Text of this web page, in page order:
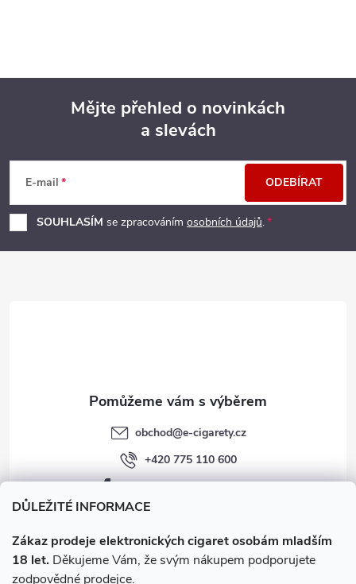
DŮLEŽITÉ INFORMACE
Zákaz prodeje elektronických cigaret osobám mladším
18 let. Děkujeme Vám, že svým nákupem podporujete
zodpovědné prodejce.
p
a
Mějte přehled o novinkách
a slevách
E-mail
SOUHLASÍM se zpracováním osobních údajů.
ODEBÍRAT
obchod@e-cigarety.cz
+420 775 110 600